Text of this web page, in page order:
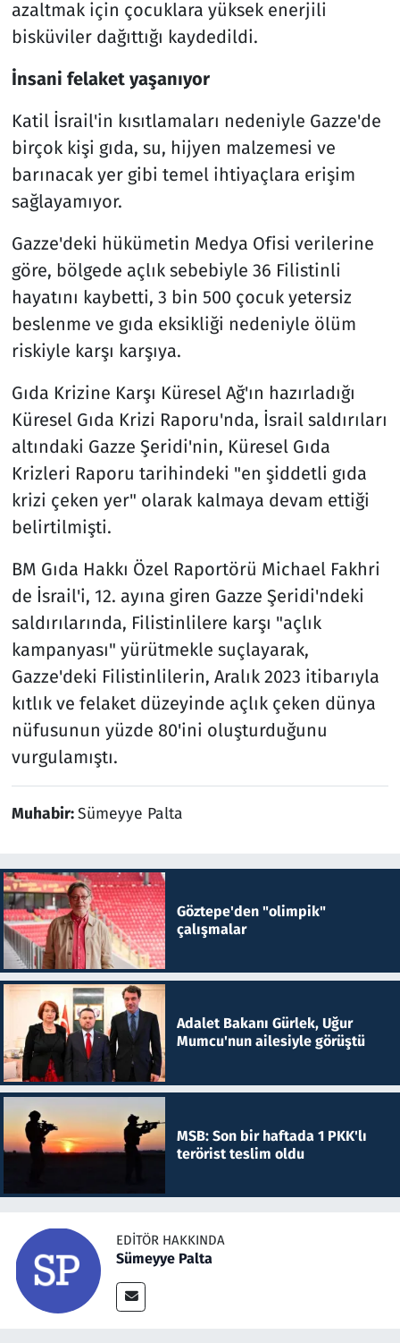
azaltmak için çocuklara yüksek enerjili
bisküviler dağıttığı kaydedildi.
İnsani felaket yaşanıyor
Katil İsrail'in kısıtlamaları nedeniyle Gazze'de
birçok kişi gıda, su, hijyen malzemesi ve
barınacak yer gibi temel ihtiyaçlara erişim
sağlayamıyor.
Gazze'deki hükümetin Medya Ofisi verilerine
göre, bölgede açlık sebebiyle 36 Filistinli
hayatını kaybetti, 3 bin 500 çocuk yetersiz
beslenme ve gıda eksikliği nedeniyle ölüm
riskiyle karşı karşıya.
Gıda Krizine Karşı Küresel Ağ'ın hazırladığı
Küresel Gıda Krizi Raporu'nda, İsrail saldırıları
altındaki Gazze Şeridi'nin, Küresel Gıda
Krizleri Raporu tarihindeki "en şiddetli gıda
krizi çeken yer" olarak kalmaya devam ettiği
belirtilmişti.
BM Gıda Hakkı Özel Raportörü Michael Fakhri
de İsrail'i, 12. ayına giren Gazze Şeridi'ndeki
saldırılarında, Filistinlilere karşı "açlık
kampanyası" yürütmekle suçlayarak,
Gazze'deki Filistinlilerin, Aralık 2023 itibarıyla
kıtlık ve felaket düzeyinde açlık çeken dünya
nüfusunun yüzde 80'ini oluşturduğunu
vurgulamıştı.
Muhabir:Sümeyye Palta
Göztepe'den "olimpik"
çalışmalar
Adalet Bakanı Gürlek, Uğur
Mumcu'nun ailesiyle görüştü
MSB: Son bir haftada 1 PKK'lı
terörist teslim oldu
EDITÖR HAKKINDA
Sümeyye Palta